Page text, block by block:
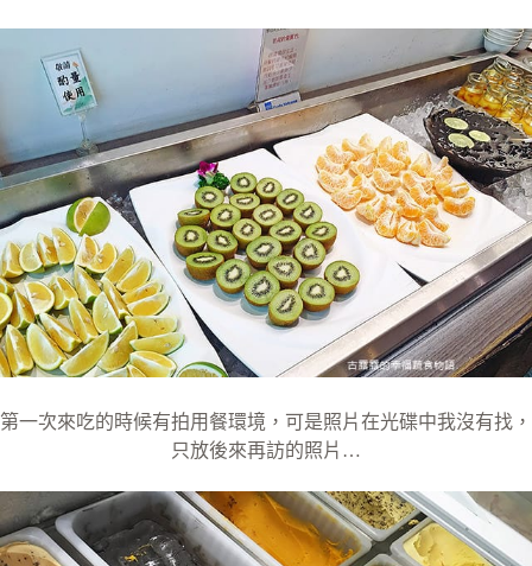
第一次來吃的時候有拍用餐環境，可是照片在光碟中我沒有找，
只放後來再訪的照片…